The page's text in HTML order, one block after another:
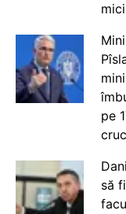
pe
să